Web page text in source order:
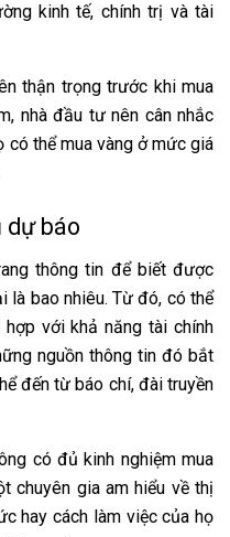
kinh tế, chính trị và tài
thận trọng trước khi mua
nhà đầu tư nên cân nhắc
có thể mua vàng ở mức giá
dự báo
thông tin để biết được
là bao nhiêu. Từ đó, có thể
với khả năng tài chính
nguồn thông tin đó bắt
đến từ báo chí, đài truyền
có đủ kinh nghiệm mua
chuyên gia am hiểu về thị
hay cách làm việc của họ